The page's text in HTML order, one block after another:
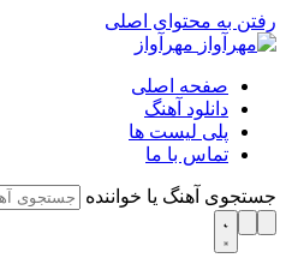
رفتن به محتوای اصلی
مهرآواز
صفحه اصلی
دانلود آهنگ
پلی لیست ها
تماس با ما
جستجوی آهنگ یا خواننده